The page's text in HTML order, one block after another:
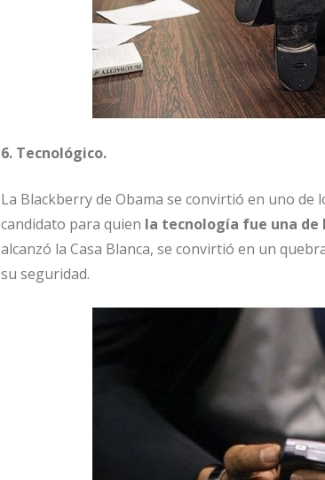
6. Tecnológico.
La Blackberry de Obama se convirtió en uno de
candidato para quien la tecnología fue una de
alcanzó la Casa Blanca, se convirtió en un
su seguridad.